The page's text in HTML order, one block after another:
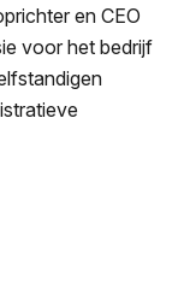
en CEO
voor het bedrijf